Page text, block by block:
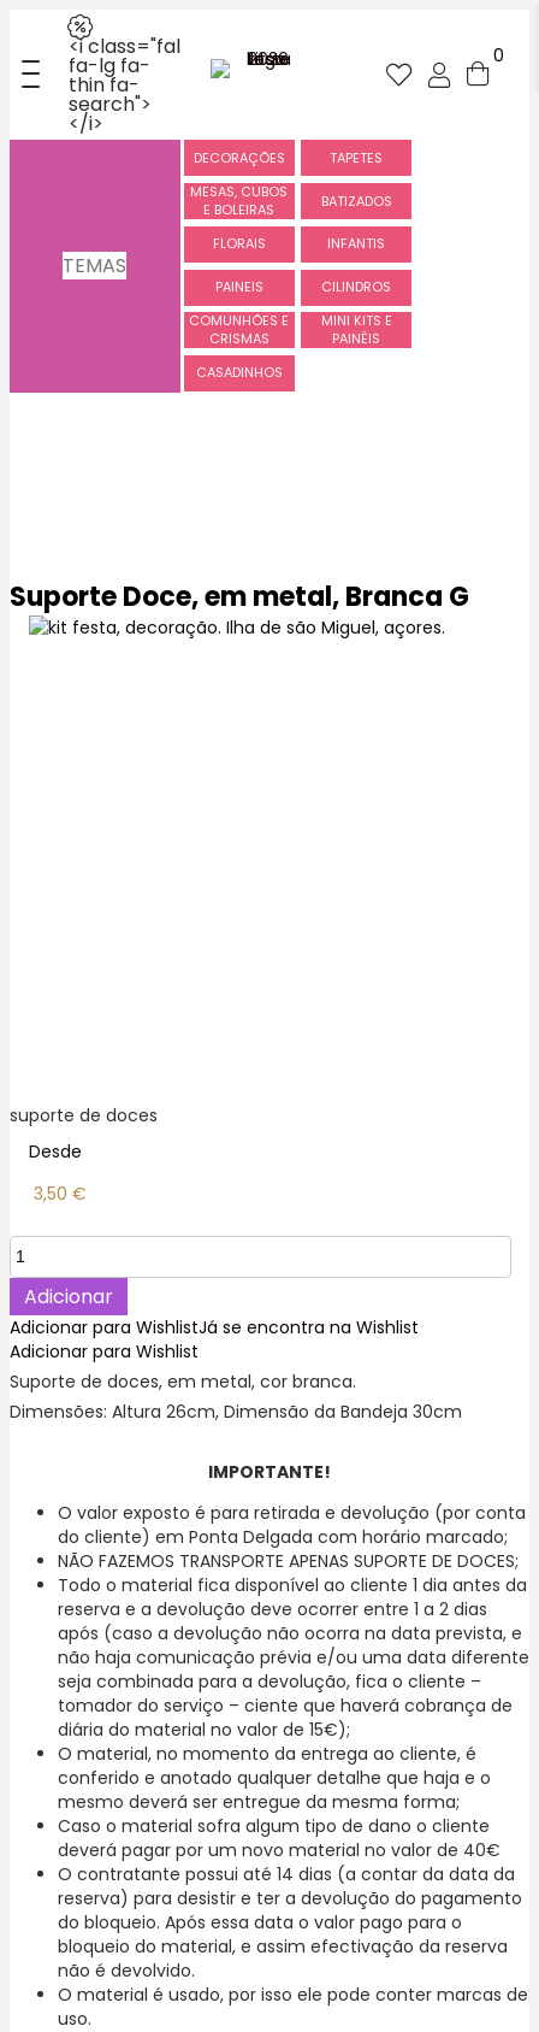
<i class="fal
fa-lg fa-
thin fa-
search">
</i>
0
TEMAS
DECORAÇÕES
TAPETES
MESAS, CUBOS
E BOLEIRAS
BATIZADOS
FLORAIS INFANTIS
PAINEIS
CILINDROS
COMUNHÕES E
CRISMAS
MINI KITS E
PAINÉIS
CASADINHOS
Suporte Doce, em metal, Branca G
suporte de doces
Desde
3,50 €
Quantidade
de
Suporte
Doce,
em
Branca
G
Adicionar
Adicionar para WishlistJá se encontra na Wishlist
Adicionar para Wishlist
Suporte de doces, em metal, cor branca.
Dimensões: Altura 26cm, Dimensão da Bandeja 30cm
IMPORTANTE!
O valor exposto é para retirada e devolução (por conta
do cliente) em Ponta Delgada com horário marcado;
NÃO FAZEMOS TRANSPORTE APENAS SUPORTE DE DOCES;
Todo o material fica disponível ao cliente 1 dia antes da
reserva e a devolução deve ocorrer entre 1 a 2 dias
após (caso a devolução não ocorra na data prevista, e
não haja comunicação prévia e/ou uma data diferente
seja combinada para a devolução, fica o cliente –
tomador do serviço – ciente que haverá cobrança de
diária do material no valor de 15€);
O material, no momento da entrega ao cliente, é
conferido e anotado qualquer detalhe que haja e o
mesmo deverá ser entregue da mesma forma;
Caso o material sofra algum tipo de dano o cliente
deverá pagar por um novo material no valor de 40€
O contratante possui até 14 dias (a contar da data da
reserva) para desistir e ter a devolução do pagamento
do bloqueio. Após essa data o valor pago para o
bloqueio do material, e assim efectivação da reserva
não é devolvido.
O material é usado, por isso ele pode conter marcas de
uso.